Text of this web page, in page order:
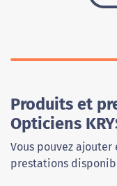
Produits et
Opticiens
Vous pouvez
prestations